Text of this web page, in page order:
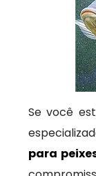
Se você
para